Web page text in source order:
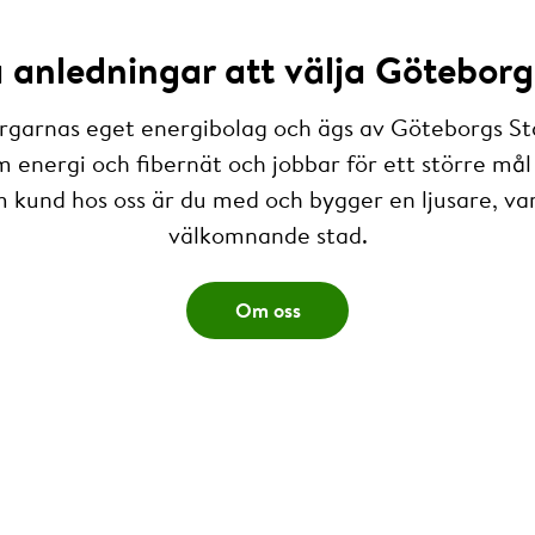
anledningar att välja
eget energibolag och ägs av Göteborgs
energi och fibernät och jobbar för ett större
kund hos oss är du med och bygger en ljusare,
välkomnande stad.
Om oss